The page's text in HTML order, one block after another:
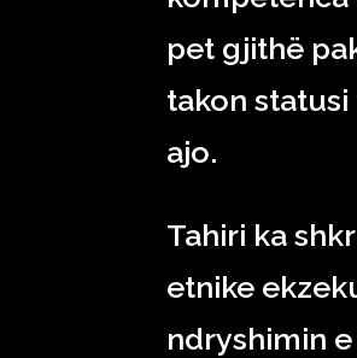
pet gjithë
takon
ajo.
Tahiri ka
etnike
ndryshimin